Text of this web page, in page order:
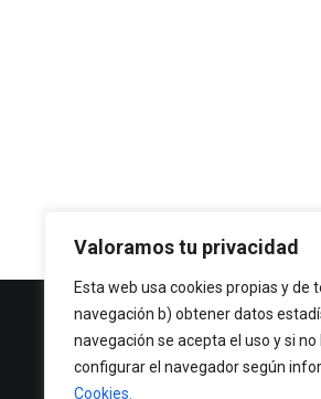
Valoramos tu privacidad
Esta web usa cookies propias y de
navegación b) obtener datos
navegación se acepta el uso y si
configurar el navegador según
Cookies.
Política de Privacidad
Política de cookies